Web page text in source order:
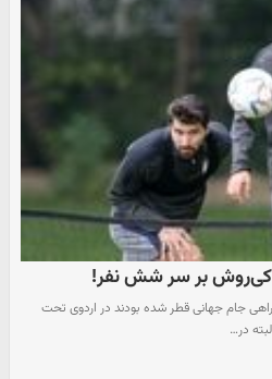
کی‌روش بر سر شش نفر!
جام جهانی قطر شده بودند در اردوی تحت
در…